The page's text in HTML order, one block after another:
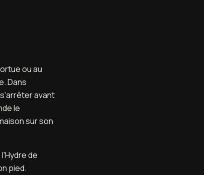
ou au
Dans
avant
le
sur son
de
pied.